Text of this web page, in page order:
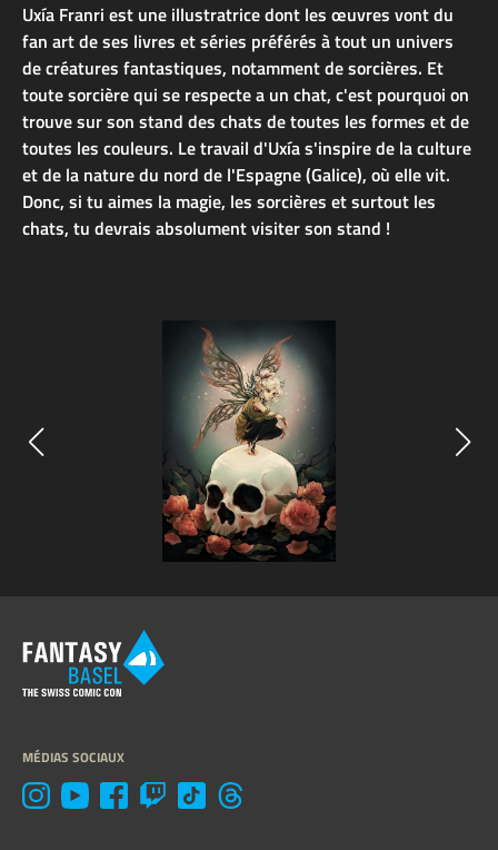
Uxía Franri est une illustratrice dont les œuvres vont du
fan art de ses livres et séries préférés à tout un univers
de créatures fantastiques, notamment de sorcières. Et
toute sorcière qui se respecte a un chat, c'est pourquoi on
trouve sur son stand des chats de toutes les formes et de
toutes les couleurs. Le travail d'Uxía s'inspire de la culture
et de la nature du nord de l'Espagne (Galice), où elle vit.
Donc, si tu aimes la magie, les sorcières et surtout les
chats, tu devrais absolument visiter son stand !
MÉDIAS SOCIAUX